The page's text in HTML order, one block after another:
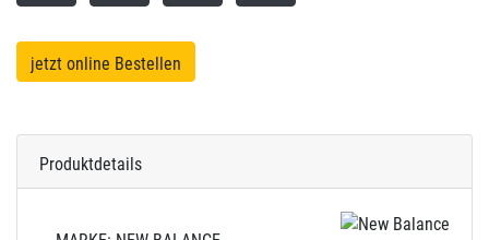
jetzt online Bestellen
Produktdetails